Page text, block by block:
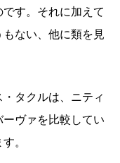
す。それに加えて
ない、他に類を見
タクルは、ニティ
ヴァを比較してい
。